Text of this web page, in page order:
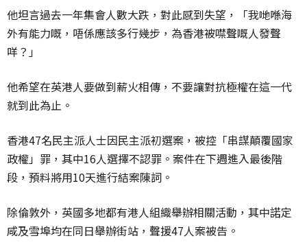
他坦言過去一年集會人數大跌，對此感到失望，「我哋喺海
外有能力嘅，唔係應該多行幾步，為香港被噤聲嘅人發聲
咩？」
他希望在英港人要做到薪火相傳，不要讓對抗極權在這一代
就到此為止。
香港47名民主派人士因民主派初選案，被控「串謀顛覆國家
政權」罪，其中16人選擇不認罪。案件在下週進入最後階
段，預料將用10天進行結案陳詞。
除倫敦外，英國多地都有港人組織舉辦相關活動，其中諾定
咸及雪埠均在同日舉辦街站，聲援47人案被告。